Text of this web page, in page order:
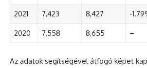
2021 7,423 8,427 -
2020 7,558 8,655 –
Az adatok segítségével átfogó képet